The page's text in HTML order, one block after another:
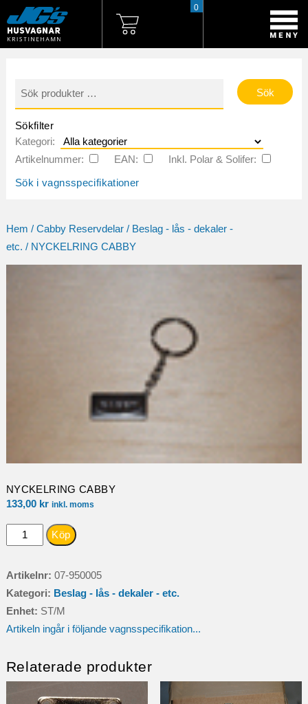
0
efter:
Sökfilter
Kategori:
Artikelnummer:
EAN:
Inkl. Polar & Solifer:
Sök i vagnsspecifikationer
Hem / Cabby Reservdelar/ Beslag - lås - dekaler -
etc. / NYCKELRING CABBY
NYCKELRING CABBY
133,00 kr inkl. moms
NYCKELRING
CABBY
Köp
Artikelnr: 07-950005
Kategori: Beslag - lås - dekaler - etc.
Enhet: ST/M
Artikeln ingår i följande vagnsspecifikation...
Relaterade produkter